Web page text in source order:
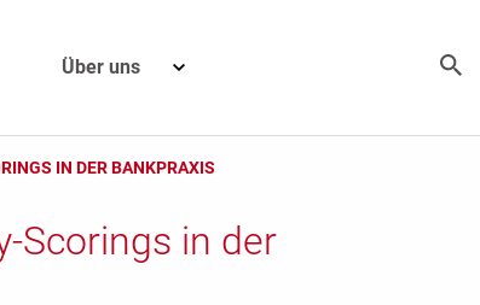
Über uns
IN DER BANKPRAXIS
Scorings in der